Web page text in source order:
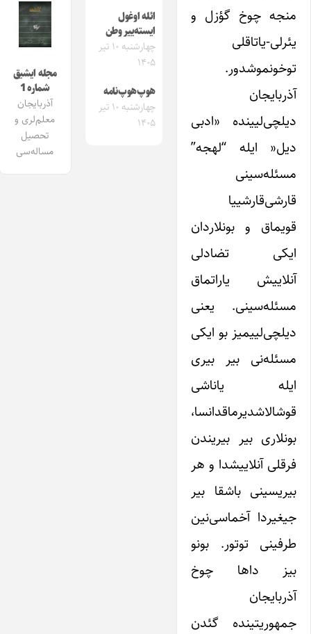
منجه چوخ گؤزل و
یئرلی-یاتاقلی
توخونموشدور.
آذربایجان
دیلچی‌لیینده «ادبی
دیل« ایله “لهجه”
مسئله‌سینی
قارشی‌قارشییا
قویماق و بونلاردان
ایکی تضادلی
آنلاییش یاراتماق
مسئله‌سینی. یعنی
دیلچی‌لییمیز بو ایکی
مسئله‌نی بیر بیری
ایله یاناشی
قوشالاشدیرماقدانسا،
بونلاری بیر بیریندن
فرقلی آنلاییشدا و هر
بیریسینی باشقا بیر
جیغیردا آخماسی‌نین
طرفینی توتور. بونو
بیز داها چوخ
آذربایجان
جمهوریتینده گئدن
ائله اوغول
ایسته‌ییر وطن
چهارشنبه ۱۰ تیر
۱۴۰۵
هوپ‌هوپ‌نامه
چهارشنبه ۱۰ تیر
۱۴۰۵
مجله ایشیق
شماره 1
آذربایجان
معلم‌لری و
تحصیل
مساله‌سی